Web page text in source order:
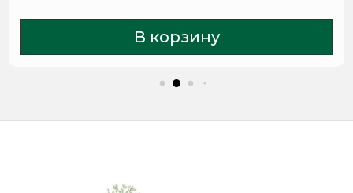
составляла
€13.20.
€12.54.
В корзину